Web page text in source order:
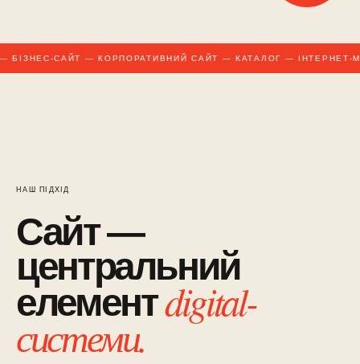
БІЗНЕС-САЙТ — КОРПОРАТИВНИЙ САЙТ — КАТАЛОГ — ІНТЕРНЕТ-
НАШ ПІДХІД
Сайт —
центральний
елементdigital-
системи.